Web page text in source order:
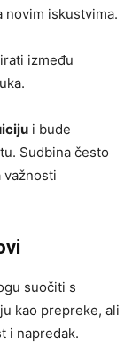
novim iskustvima.
između
i bude
Sudbina često
važnosti
suočiti s
kao prepreke, ali
i napredak.